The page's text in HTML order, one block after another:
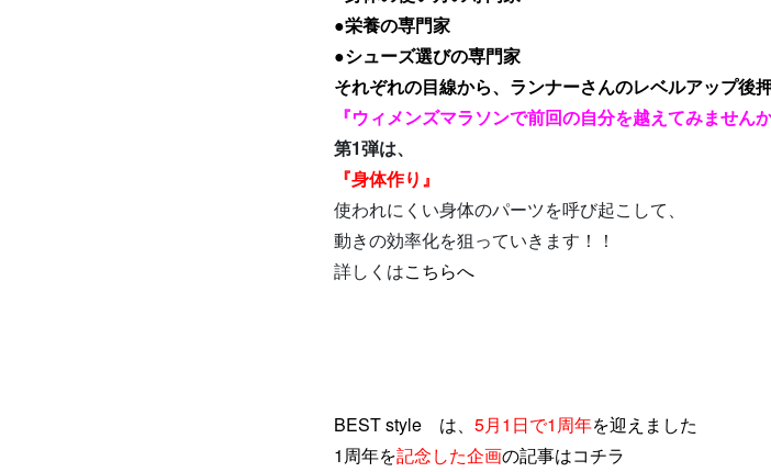
●栄養の専門家
●シューズ選びの専門家
それぞれの目線から、ランナーさんのレベルアップ後
『ウィメンズマラソンで前回の自分を越えてみませんか
第1弾は、
『身体作り』
使われにくい身体のパーツを呼び起こして、
動きの効率化を狙っていきます！！
詳しくはこちらへ
BEST style は、 5月1日で1周年を迎えました
1周年を記念した企画の記事はコチラ